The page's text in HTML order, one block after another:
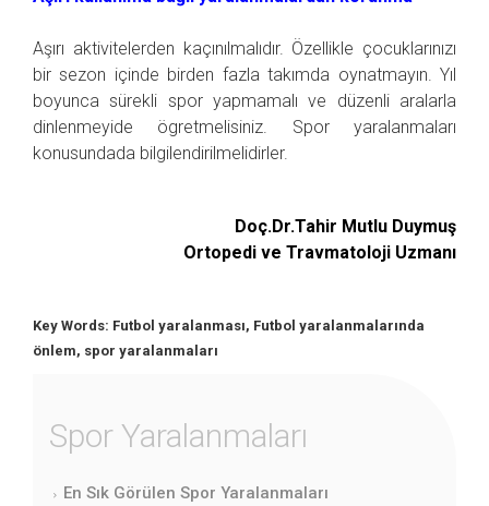
Aşırı aktivitelerden kaçınılmalıdır. Özellikle çocuklarınızı
bir sezon içinde birden fazla takımda oynatmayın. Yıl
boyunca sürekli spor yapmamalı ve düzenli aralarla
dinlenmeyide ögretmelisiniz. Spor yaralanmaları
konusundada bilgilendirilmelidirler.
Doç.Dr.Tahir Mutlu Duymuş
Ortopedi ve Travmatoloji Uzmanı
Key Words: Futbol yaralanması, Futbol yaralanmalarında
önlem, spor yaralanmaları
Spor Yaralanmaları
En Sık Görülen Spor Yaralanmaları